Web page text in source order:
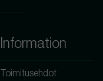
Information
Toimitusehdot